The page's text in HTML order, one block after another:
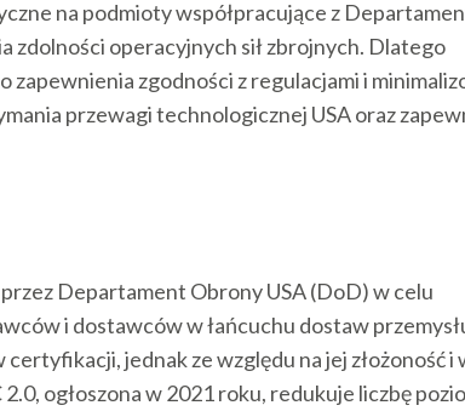
na podmioty współpracujące z
zdolności operacyjnych sił zbrojnych. Dlatego
zgodności z regulacjami i
przewagi technologicznej USA oraz
Departament Obrony USA (DoD) w celu
i dostawców w łańcuchu dostaw
jednak ze względu na jej złożoność i
ogłoszona w 2021 roku, redukuje liczbę